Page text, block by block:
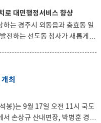
로 대민행정서비스 향샹
는 경주시 외동읍과 충효동 일
전하는 선도동 청사가 새롭게
면적 13,857㎡에 건물연면적
자치센터 등 2동을 건립할
주시는 현재 설계용역에 들어갔
가 년 말까지 완공할 방침이다.
최
봉)는 9월 17일 오전 11시 국도
손상규 산내면장, 박병훈 경상